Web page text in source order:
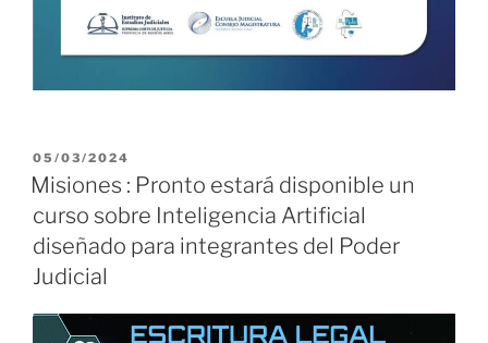
PUBLICADO
EL
05/03/2024
Misiones : Pronto estará disponible un
curso sobre Inteligencia Artificial
diseñado para integrantes del Poder
Judicial